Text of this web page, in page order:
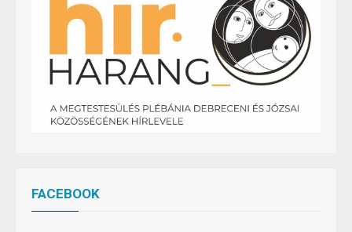
FACEBOOK